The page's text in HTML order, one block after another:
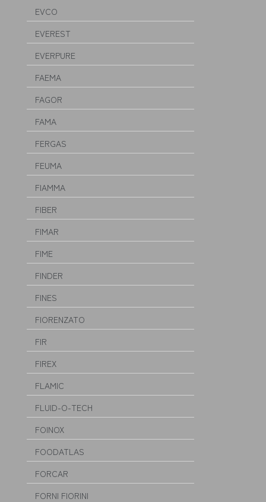
EVCO
EVEREST
EVERPURE
FAEMA
FAGOR
FAMA
FERGAS
FEUMA
FIAMMA
FIBER
FIMAR
FIME
FINDER
FINES
FIORENZATO
FIR
FIREX
FLAMIC
FLUID-O-TECH
FOINOX
FOODATLAS
FORCAR
FORNI FIORINI